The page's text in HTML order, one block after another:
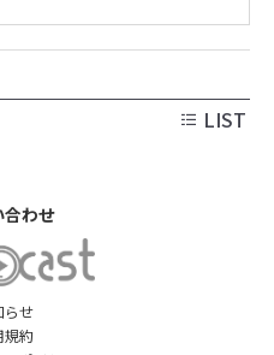
LIST
らせ
規約
合わせ